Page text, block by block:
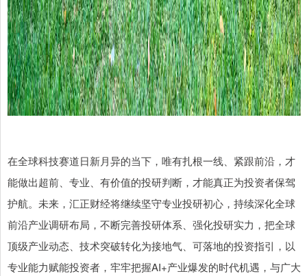
在全球科技赛道日新月异的当下，唯有扎根一线、紧跟前沿，才
能做出超前、专业、有价值的投研判断，才能真正为投资者保驾
护航。未来，汇正财经将继续坚守专业投研初心，持续深化全球
前沿产业调研布局，不断完善投研体系、强化投研实力，把全球
顶级产业动态、技术突破转化为接地气、可落地的投资指引，以
专业能力赋能投资者，牢牢把握AI+产业爆发的时代机遇，与广大